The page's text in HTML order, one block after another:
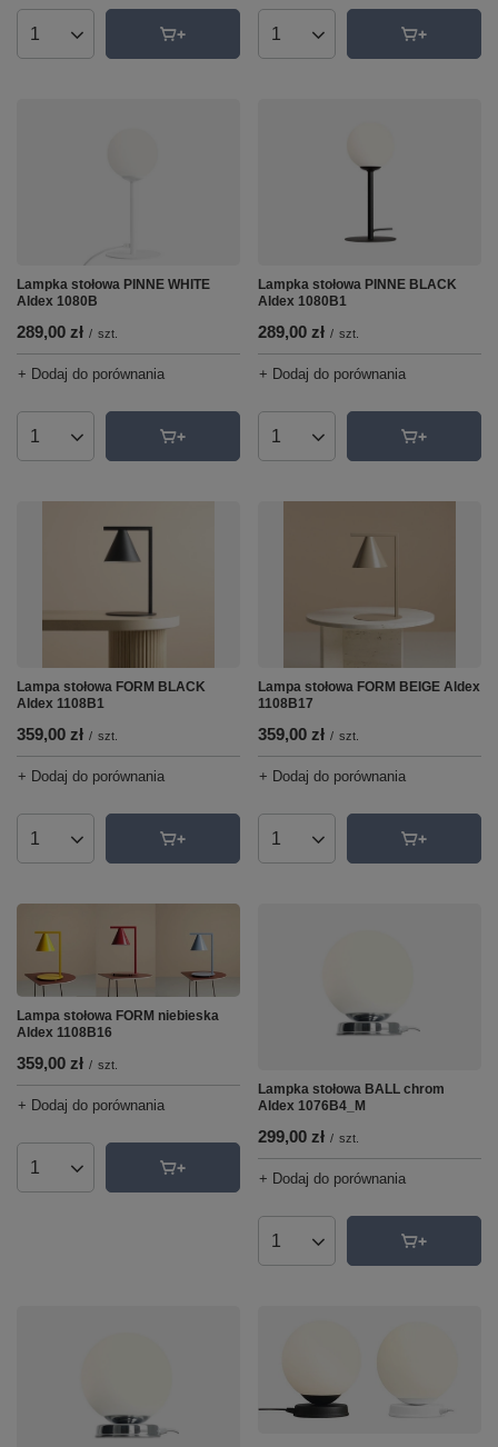
Ilość produktów Ilość produktów
Lampka stołowa PINNE WHITE
Aldex 1080B
289,00 zł / szt.
+ Dodaj do porównania
Ilość produktów
Lampka stołowa PINNE BLACK
Aldex 1080B1
289,00 zł / szt.
+ Dodaj do porównania
Ilość produktów
Lampa stołowa FORM BLACK
Aldex 1108B1
359,00 zł / szt.
+ Dodaj do porównania
Ilość produktów
Lampa stołowa FORM BEIGE Aldex
1108B17
359,00 zł / szt.
+ Dodaj do porównania
Ilość produktów
Lampa stołowa FORM niebieska
Aldex 1108B16
359,00 zł / szt.
+ Dodaj do porównania
Ilość produktów
Lampka stołowa BALL chrom
Aldex 1076B4_M
299,00 zł / szt.
+ Dodaj do porównania
Ilość produktów